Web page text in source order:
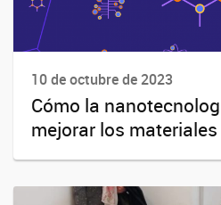
10 de octubre de 2023
Cómo la
mejorar los materiales